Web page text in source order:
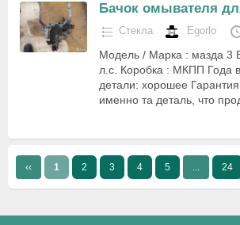
Бачок омывателя
Стекла Egorlo
Модель / Марка : мазда 3
л.с. Коробка : МКПП Года
детали: хорошее
именно та деталь, что
‹‹ 1 2 3 4 5 ... 24